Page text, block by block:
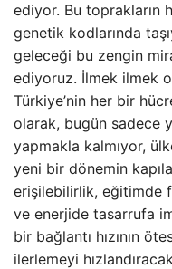
ediyor. Bu toprakların
genetik kodlarında
geleceği bu zengin
ediyoruz. İlmek ilmek
Türkiye’nin her bir
olarak, bugün sadece
yapmakla kalmıyor,
yeni bir dönemin
erişilebilirlik, eğitimde
ve enerjide tasarrufa
bir bağlantı hızının
ilerlemeyi